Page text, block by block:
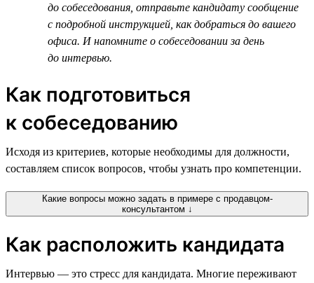
до собеседования, отправьте кандидату сообщение
с подробной инструкцией, как добраться до вашего
офиса. И напомните о собеседовании за день
до интервью.
Как подготовиться
к собеседованию
Исходя из критериев, которые необходимы для должности,
составляем список вопросов, чтобы узнать про компетенции.
Какие вопросы можно задать в примере с продавцом-
консультантом ↓
Как расположить кандидата
Интервью — это стресс для кандидата. Многие переживают